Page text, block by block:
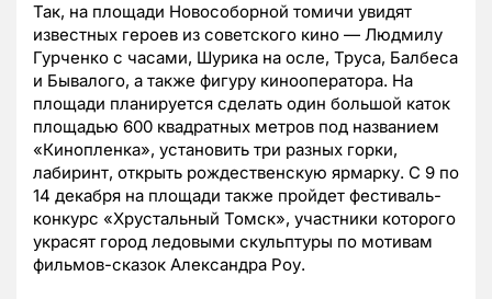
Так, на площади Новособорной томичи увидят
известных героев из советского кино — Людмилу
Гурченко с часами, Шурика на осле, Труса, Балбеса
и Бывалого, а также фигуру кинооператора. На
площади планируется сделать один большой каток
площадью 600 квадратных метров под названием
«Кинопленка», установить три разных горки,
лабиринт, открыть рождественскую ярмарку. С 9 по
14 декабря на площади также пройдет фестиваль-
конкурс «Хрустальный Томск», участники которого
украсят город ледовыми скульптуры по мотивам
фильмов-сказок Александра Роу.